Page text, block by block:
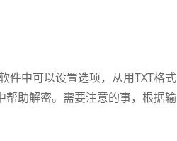
中可以设置选项，从用TXT格式
助解密。需要注意的事，根据输